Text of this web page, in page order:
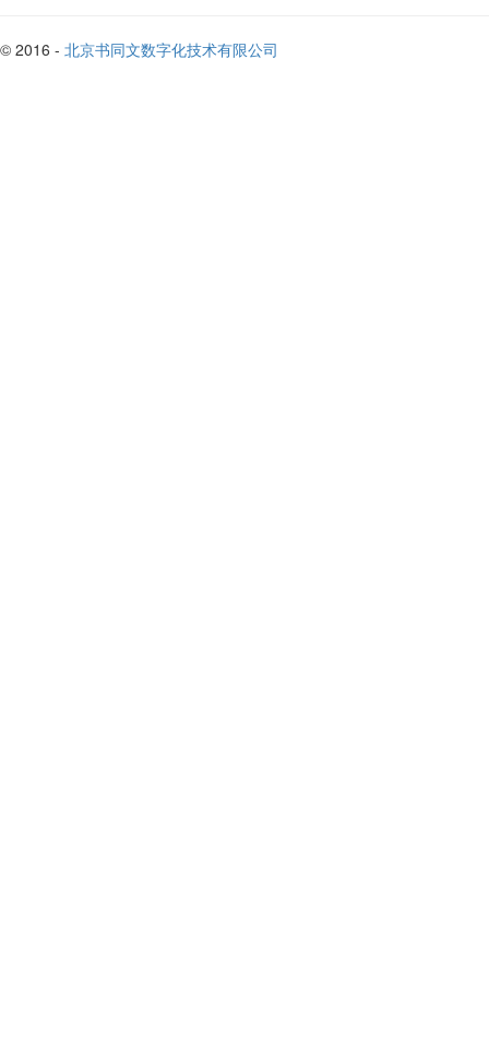
© 2016 - 北京书同文数字化技术有限公司